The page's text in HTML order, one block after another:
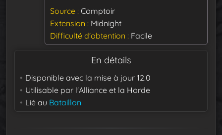
Source Comptoir
Extension
Midnight
Difficulté d'obtention
Facile
En détails
Disponible avec la mise à jour 12.0
Utilisable par l'Alliance et la Horde
Lié au Bataillon